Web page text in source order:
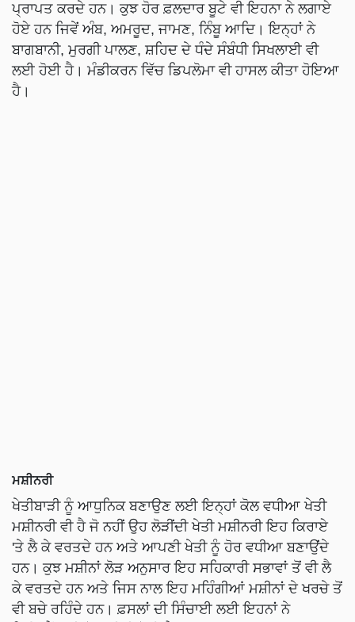
ਪ੍ਰਾਪਤ ਕਰਦੇ ਹਨ। ਕੁਝ ਹੋਰ ਫ਼ਲਦਾਰ ਬੂਟੇ ਵੀ ਇਹਨਾ ਨੇ ਲਗਾਏ
ਹੋਏ ਹਨ ਜਿਵੇਂ ਅੰਬ, ਅਮਰੂਦ, ਜਾਮਣ, ਨਿੰਬੂ ਆਦਿ। ਇਨ੍ਹਾਂ ਨੇ
ਬਾਗਬਾਨੀ, ਮੁਰਗੀ ਪਾਲਣ, ਸ਼ਹਿਦ ਦੇ ਧੰਦੇ ਸੰਬੰਧੀ ਸਿਖਲਾਈ ਵੀ
ਲਈ ਹੋਈ ਹੈ। ਮੰਡੀਕਰਨ ਵਿੱਚ ਡਿਪਲੋਮਾ ਵੀ ਹਾਸਲ ਕੀਤਾ ਹੋਇਆ
ਹੈ।
ਮਸ਼ੀਨਰੀ
ਖੇਤੀਬਾੜੀ ਨੂੰ ਆਧੁਨਿਕ ਬਣਾਉਣ ਲਈ ਇਨ੍ਹਾਂ ਕੋਲ ਵਧੀਆ ਖੇਤੀ
ਮਸ਼ੀਨਰੀ ਵੀ ਹੈ ਜੋ ਨਹੀਂ ਉਹ ਲੋੜੀਂਦੀ ਖੇਤੀ ਮਸ਼ੀਨਰੀ ਇਹ ਕਿਰਾਏ
'ਤੇ ਲੈ ਕੇ ਵਰਤਦੇ ਹਨ ਅਤੇ ਆਪਣੀ ਖੇਤੀ ਨੂੰ ਹੋਰ ਵਧੀਆ ਬਣਾਉਂਦੇ
ਹਨ। ਕੁਝ ਮਸ਼ੀਨਾਂ ਲੋੜ ਅਨੁਸਾਰ ਇਹ ਸਹਿਕਾਰੀ ਸਭਾਵਾਂ ਤੋਂ ਵੀ ਲੈ
ਕੇ ਵਰਤਦੇ ਹਨ ਅਤੇ ਜਿਸ ਨਾਲ ਇਹ ਮਹਿੰਗੀਆਂ ਮਸ਼ੀਨਾਂ ਦੇ ਖਰਚੇ ਤੋਂ
ਵੀ ਬਚੇ ਰਹਿੰਦੇ ਹਨ। ਫ਼ਸਲਾਂ ਦੀ ਸਿੰਚਾਈ ਲਈ ਇਹਨਾਂ ਨੇ